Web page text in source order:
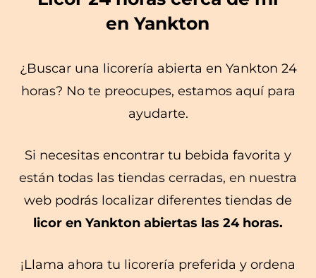
en Yankton
¿Buscar una licorería abierta en Yankton 24
horas? No te preocupes, estamos aquí para
ayudarte.
Si necesitas encontrar tu bebida favorita y
están todas las tiendas cerradas, en nuestra
web podrás localizar diferentes tiendas de
licor en Yankton abiertas las 24 horas.
¡Llama ahora tu licorería preferida y ordena